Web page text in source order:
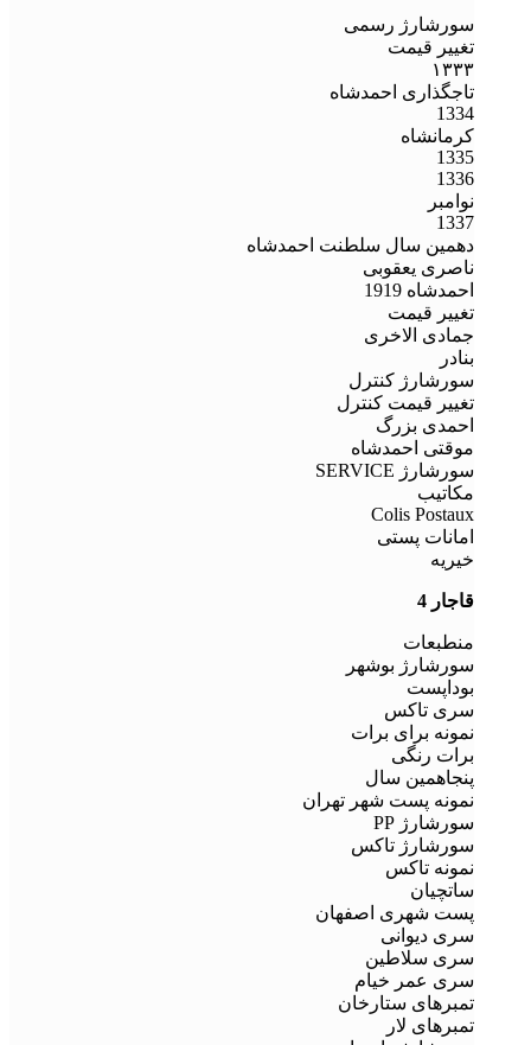
سورشارژ رسمی
تغییر قیمت
۱۳۳۳
تاجگذاری احمدشاه
1334
کرمانشاه
1335
1336
نوامبر
1337
دهمین سال سلطنت احمدشاه
ناصری یعقوبی
احمدشاه 1919
تغییر قیمت
جمادی الاخری
بنادر
سورشارژ کنترل
تغییر قیمت کنترل
احمدی بزرگ
موقتی احمدشاه
سورشارژ SERVICE
مکاتیب
Colis Postaux
امانات پستی
خیریه
قاجار 4
منطبعات
سورشارژ بوشهر
بوداپست
سری تاکس
نمونه برای برات
برات رنگی
پنجاهمین سال
نمونه پست شهر تهران
سورشارژ PP
سورشارژ تاکس
نمونه تاکس
ساتچیان
پست شهری اصفهان
سری دیوانی
سری سلاطین
سری عمر خیام
تمبرهای ستارخان
تمبرهای لار